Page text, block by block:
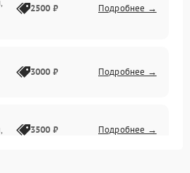
2500 ₽ Подробнее →
3000 ₽ Подробнее →
3500 ₽ Подробнее →